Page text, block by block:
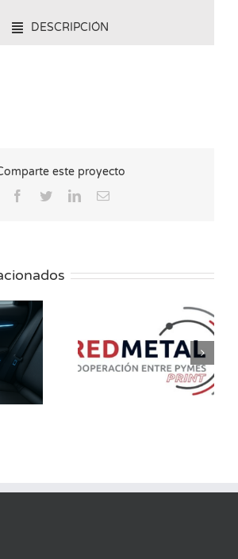
DESCRIPCIÓN
este proyecto
Facebook
TwitterLinkedInCorreo
PRINT INFINITE